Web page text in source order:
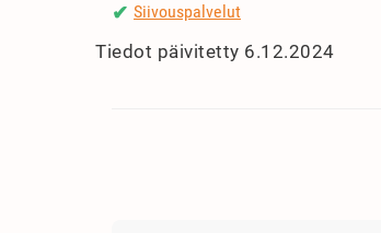
✔ Siivouspalvelut
Tiedot päivitetty 6.12.2024